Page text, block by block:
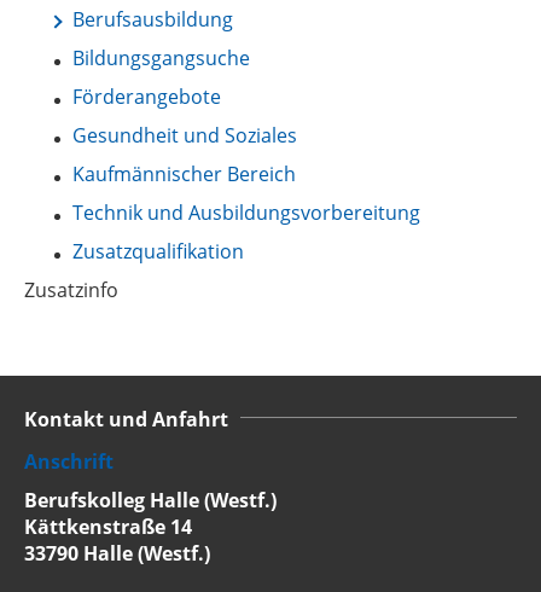
Berufsausbildung
Bildungsgangsuche
Förderangebote
Gesundheit und Soziales
Kaufmännischer Bereich
Technik und Ausbildungsvorbereitung
Zusatzqualifikation
Zusatzinfo
Kontakt und Anfahrt
Anschrift
Berufskolleg Halle (Westf.)
Kättkenstraße 14
33790 Halle (Westf.)